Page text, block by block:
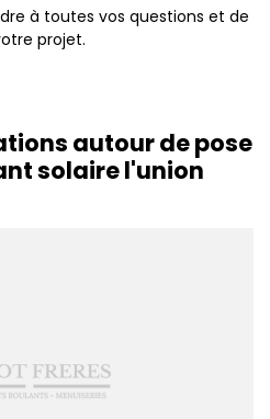
à toutes vos questions et de
projet.
autour de pose
solaire l'union